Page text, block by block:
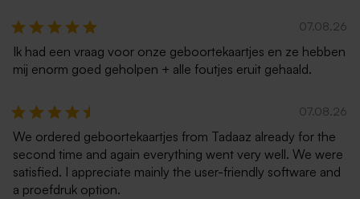
07.08.26
Ik had een vraag voor onze geboortekaartjes en ze hebben
mij enorm goed geholpen + alle foutjes eruit gehaald.
07.08.26
We ordered geboortekaartjes from Tadaaz already for the
second time and again everything went very well. We were
satisfied. I appreciate mainly the user-friendly software and
a proefdruk option.